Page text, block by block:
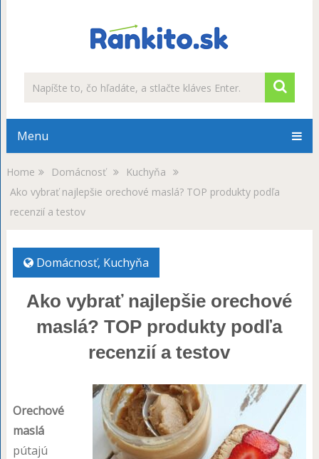
Menu
Home Domácnosť
Kuchyňa
Ako vybrať najlepšie orechové maslá? TOP produkty podľa
recenzií a testov
Domácnosť, Kuchyňa
Ako vybrať najlepšie orechové
maslá? TOP produkty podľa
recenzií a testov
Orechové
maslá
pútajú